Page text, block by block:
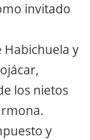
invitado
Habichuela y
los nietos
y